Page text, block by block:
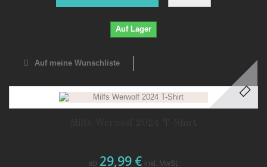
Auf Lager
Auf meine Wunschliste
ab 29,99 € inkl. MwSt.